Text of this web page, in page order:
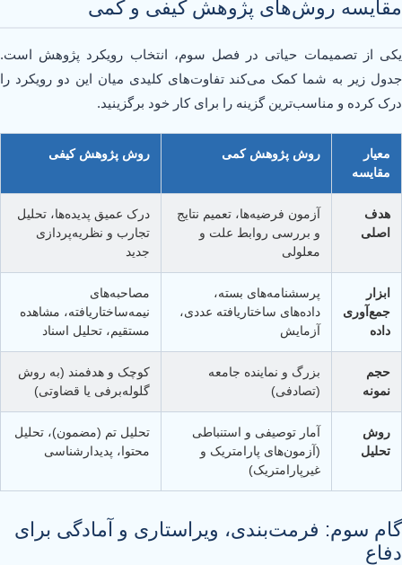
مقایسه روش‌های پژوهش کیفی و کمی
یکی از تصمیمات حیاتی در فصل سوم، انتخاب رویکرد پژوهش است.
جدول زیر به شما کمک می‌کند تفاوت‌های کلیدی میان این دو رویکرد را
درک کرده و مناسب‌ترین گزینه را برای کار خود برگزینید.
معیار
مقایسه
روش پژوهش کمی روش پژوهش کیفی
هدف
اصلی
آزمون فرضیه‌ها، تعمیم نتایج
و بررسی روابط علت و
معلولی
درک عمیق پدیده‌ها، تحلیل
تجارب و نظریه‌پردازی
جدید
ابزار
جمع‌آوری
داده
پرسشنامه‌های بسته،
داده‌های ساختاریافته عددی،
آزمایش
مصاحبه‌های
نیمه‌ساختاریافته، مشاهده
مستقیم، تحلیل اسناد
حجم
نمونه
بزرگ و نماینده جامعه
(تصادفی)
کوچک و هدفمند (به روش
گلوله‌برفی یا قضاوتی)
روش
تحلیل
آمار توصیفی و استنباطی
(آزمون‌های پارامتریک و
غیرپارامتریک)
تحلیل تم (مضمون)، تحلیل
محتوا، پدیدارشناسی
گام سوم: فرمت‌بندی، ویراستاری و آمادگی برای
دفاع